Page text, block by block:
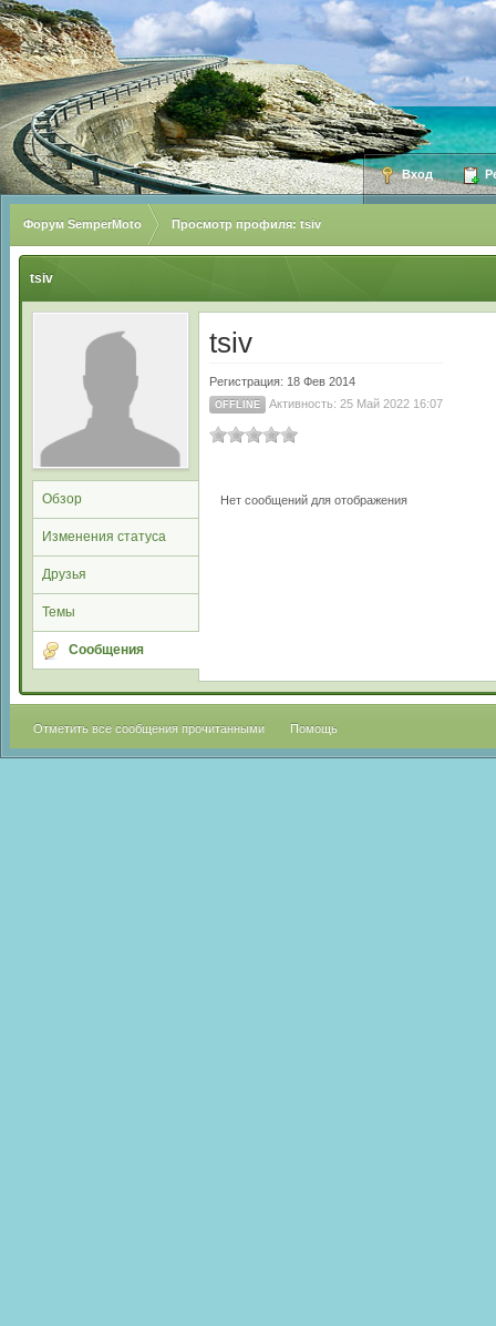
Вход
Форум SemperMoto Просмотр профиля: tsiv
tsiv
Обзор
Изменения статуса
Друзья
Темы
Сообщения
tsiv
Регистрация: 18 Фев 2014
OFFLINE Активность: 25 Май 2022 16:07
Нет сообщений для отображения
Отметить все сообщения прочитанными Помощь